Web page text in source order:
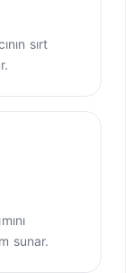
sırt
sunar.